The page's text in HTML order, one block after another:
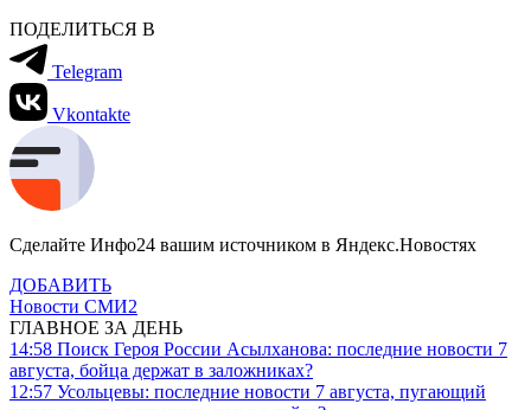
ПОДЕЛИТЬСЯ В
Telegram
Vkontakte
Сделайте Инфо24 вашим источником в Яндекс.Новостях
ДОБАВИТЬ
Новости СМИ2
ГЛАВНОЕ ЗА ДЕНЬ
14:58 Поиск Героя России Асылханова: последние новости 7
августа, бойца держат в заложниках?
12:57 Усольцевы: последние новости 7 августа, пугающий